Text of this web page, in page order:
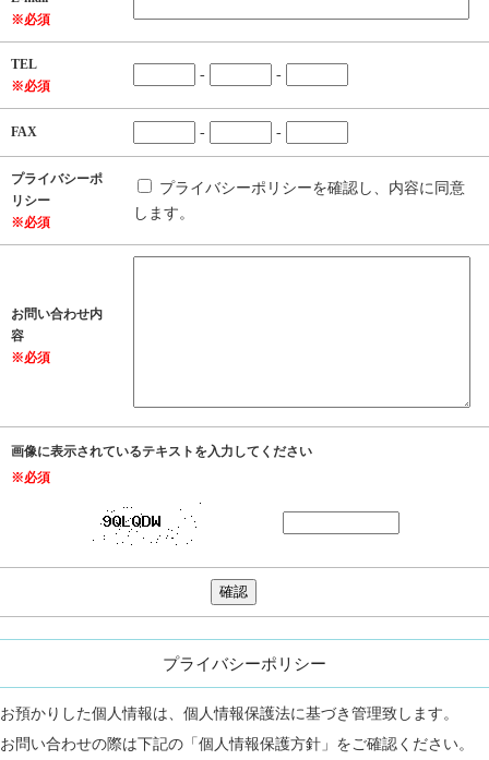
※必須
TEL
※必須
- -
FAX - -
プライバシーポ
リシー
※必須
プライバシーポリシーを確認し、内容に同意
します。
お問い合わせ内
容
※必須
画像に表示されているテキストを入力してください
※必須
プライバシーポリシー
お預かりした個人情報は、個人情報保護法に基づき管理致します。
お問い合わせの際は下記の「個人情報保護方針」をご確認ください。